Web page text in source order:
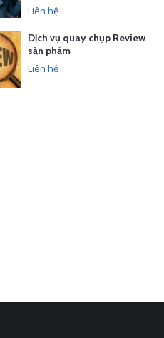
Liên hệ
Dịch vụ quay chụp Review
sản phẩm
Liên hệ